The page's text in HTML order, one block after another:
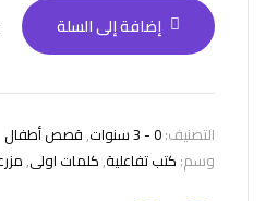
إضافة إلى السلة
التصنيف:0 - 3 سنوات ,قصص أطفال
وسم: كتب تفاعلية,كلمات اولى,